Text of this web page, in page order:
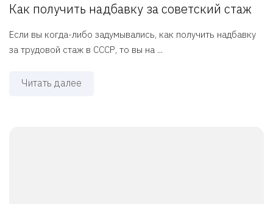
Как получить надбавку за советский стаж
Если вы когда-либо задумывались, как получить надбавку
за трудовой стаж в СССР, то вы на ...
Читать далее